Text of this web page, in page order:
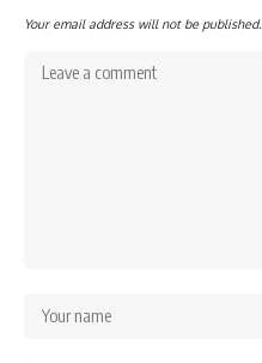
Your email address will not be published.